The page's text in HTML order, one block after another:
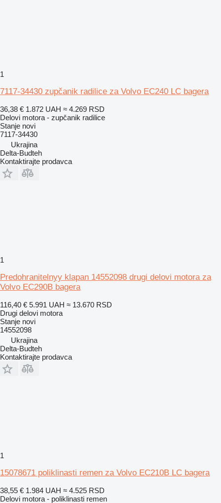
1
7117-34430 zupčanik radilice za Volvo EC240 LC bagera
36,38 € 1.872 UAH ≈ 4.269 RSD
Delovi motora - zupčanik radilice
Stanje novi
7117-34430
Ukrajina
Delta-Budteh
Kontaktirajte prodavca
1
Predohranitelnyy klapan 14552098 drugi delovi motora za
Volvo EC290B bagera
116,40 € 5.991 UAH ≈ 13.670 RSD
Drugi delovi motora
Stanje novi
14552098
Ukrajina
Delta-Budteh
Kontaktirajte prodavca
1
15078671 poliklinasti remen za Volvo EC210B LC bagera
38,55 € 1.984 UAH ≈ 4.525 RSD
Delovi motora - poliklinasti remen